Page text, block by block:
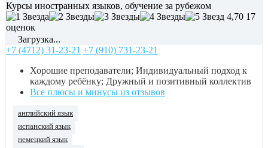
Курсы иностранных языков, обучение за рубежом
4,70 17
оценок
Загрузка...
+7 (4712) 31-23-21 +7 (910) 731-23-21
Хорошие преподаватели; Индивидуальный подход к
каждому ребёнку; Дружный и позитивный коллектив
Все плюсы и минусы из отзывов
английский язык
испанский язык
немецкий язык